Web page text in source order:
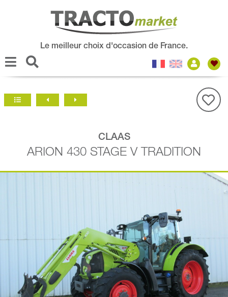
Le meilleur choix d'occasion de France.
CLAAS
ARION 430 STAGE V TRADITION